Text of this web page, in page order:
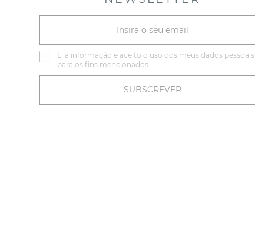
Li a informação e aceito o uso dos meus dados pessoais
para os fins mencionados
SUBSCREVER